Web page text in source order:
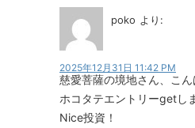
poko より:
2025年12月31日 11:42 PM
慈愛菩薩の境地さん、こん
ホコタテエントリーgetし
Nice投資！